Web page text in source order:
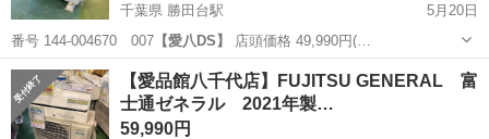
千葉県 勝田台駅
5月20日
番号 144-004670 007【愛八DS】 店頭価格 49,990円(…
千葉 八千代市 勝田台駅 季節、空調家電
【愛品館八千代店】FUJITSU GENERAL 富
士通ゼネラル 2021年製…
59,990円